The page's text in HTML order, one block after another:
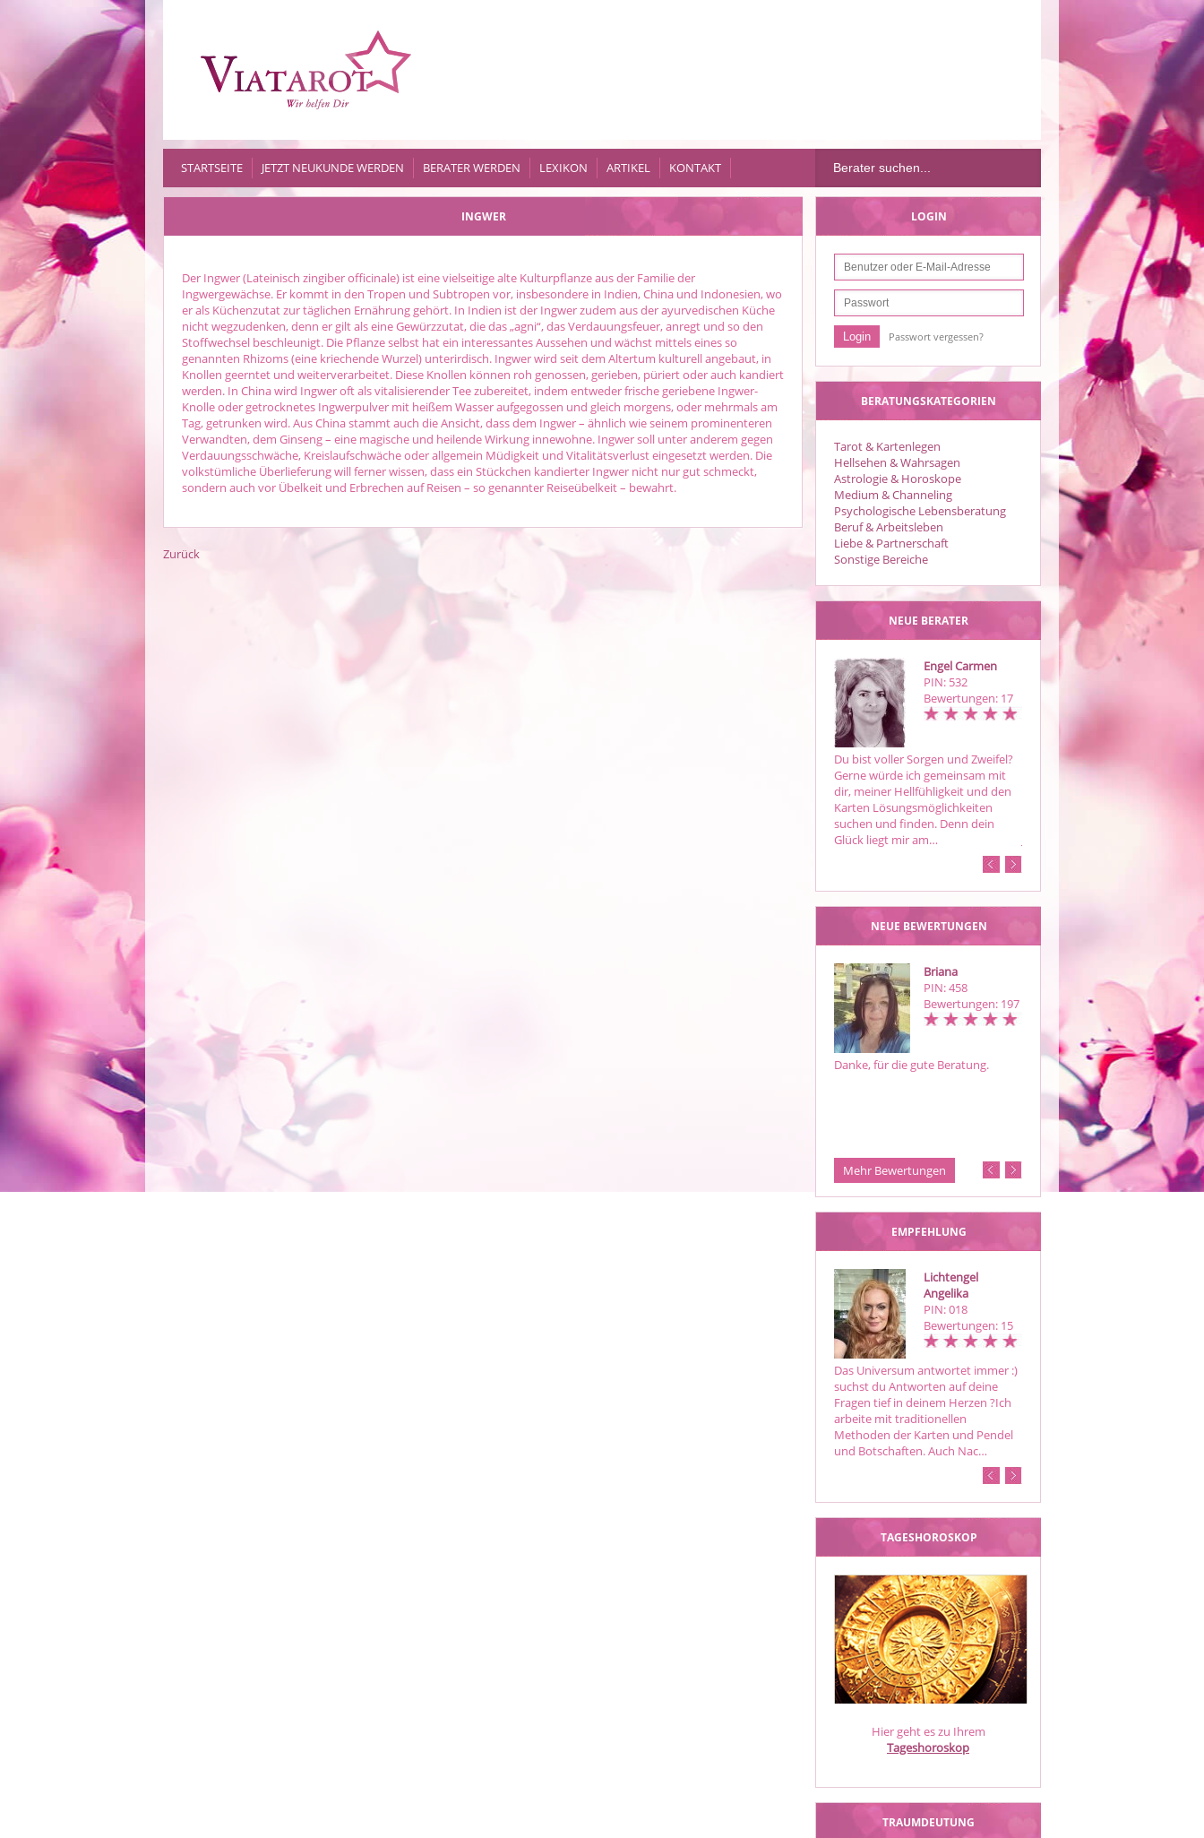
STARTSEITE JETZT NEUKUNDE WERDEN BERATER WERDEN LEXIKON ARTIKEL KONTAKT
LOGIN
Passwort vergessen?
BERATUNGSKATEGORIEN
Tarot & Kartenlegen
Hellsehen & Wahrsagen
Astrologie & Horoskope
Medium & Channeling
Psychologische Lebensberatung
Beruf & Arbeitsleben
Liebe & Partnerschaft
Sonstige Bereiche
NEUE BERATER
Engel Carmen
PIN: 532
Bewertungen: 17
Du bist voller Sorgen und Zweifel?
Gerne würde ich gemeinsam mit
dir, meiner Hellfühligkeit und den
Karten Lösungsmöglichkeiten
suchen und finden. Denn dein
Glück liegt mir am…
Selay
Seit über 20 Jahren
Auratherapeutin. Intuitive
NEUE BEWERTUNGEN
Briana
PIN: 458
Bewertungen: 197
Danke, für die gute Beratung.
PIN: 964
Bewertungen:
Perfekt vielen Dank 🙏🏻 du hilfst
immer und hattest schon sehr oft
richtig gelegen 😘
Mehr Bewertungen
EMPFEHLUNG
Lichtengel
Angelika
PIN: 018
Bewertungen: 15
Das Universum antwortet immer :)
suchst du Antworten auf deine
Fragen tief in deinem Herzen ?Ich
arbeite mit traditionellen
Methoden der Karten und Pendel
und Botschaften. Auch Nac…
TAGESHOROSKOP
Hier geht es zu Ihrem
Tageshoroskop
TRAUMDEUTUNG
INGWER
Der Ingwer (Lateinisch zingiber officinale) ist eine vielseitige alte Kulturpflanze aus der Familie der
Ingwergewächse. Er kommt in den Tropen und Subtropen vor, insbesondere in Indien, China und Indonesien, wo
er als Küchenzutat zur täglichen Ernährung gehört. In Indien ist der Ingwer zudem aus der ayurvedischen Küche
nicht wegzudenken, denn er gilt als eine Gewürzzutat, die das „agni“, das Verdauungsfeuer, anregt und so den
Stoffwechsel beschleunigt. Die Pflanze selbst hat ein interessantes Aussehen und wächst mittels eines so
genannten Rhizoms (eine kriechende Wurzel) unterirdisch. Ingwer wird seit dem Altertum kulturell angebaut, in
Knollen geerntet und weiterverarbeitet. Diese Knollen können roh genossen, gerieben, püriert oder auch kandiert
werden. In China wird Ingwer oft als vitalisierender Tee zubereitet, indem entweder frische geriebene Ingwer-
Knolle oder getrocknetes Ingwerpulver mit heißem Wasser aufgegossen und gleich morgens, oder mehrmals am
Tag, getrunken wird. Aus China stammt auch die Ansicht, dass dem Ingwer – ähnlich wie seinem prominenteren
Verwandten, dem Ginseng – eine magische und heilende Wirkung innewohne. Ingwer soll unter anderem gegen
Verdauungsschwäche, Kreislaufschwäche oder allgemein Müdigkeit und Vitalitätsverlust eingesetzt werden. Die
volkstümliche Überlieferung will ferner wissen, dass ein Stückchen kandierter Ingwer nicht nur gut schmeckt,
sondern auch vor Übelkeit und Erbrechen auf Reisen – so genannter Reiseübelkeit – bewahrt.
Zurück